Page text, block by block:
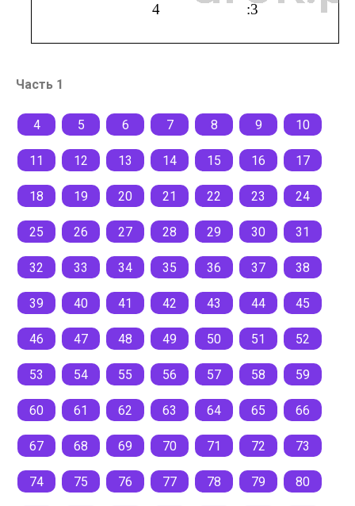
4
:3
Часть 1
4 5 6 7 8 9 10
11 12 13 14 15 16 17
18 19 20 21 22 23 24
25 26 27 28 29 30 31
32 33 34 35 36 37 38
39 40 41 42 43 44 45
46 47 48 49 50 51 52
53 54 55 56 57 58 59
60 61 62 63 64 65 66
67 68 69 70 71 72 73
74 75 76 77 78 79 80